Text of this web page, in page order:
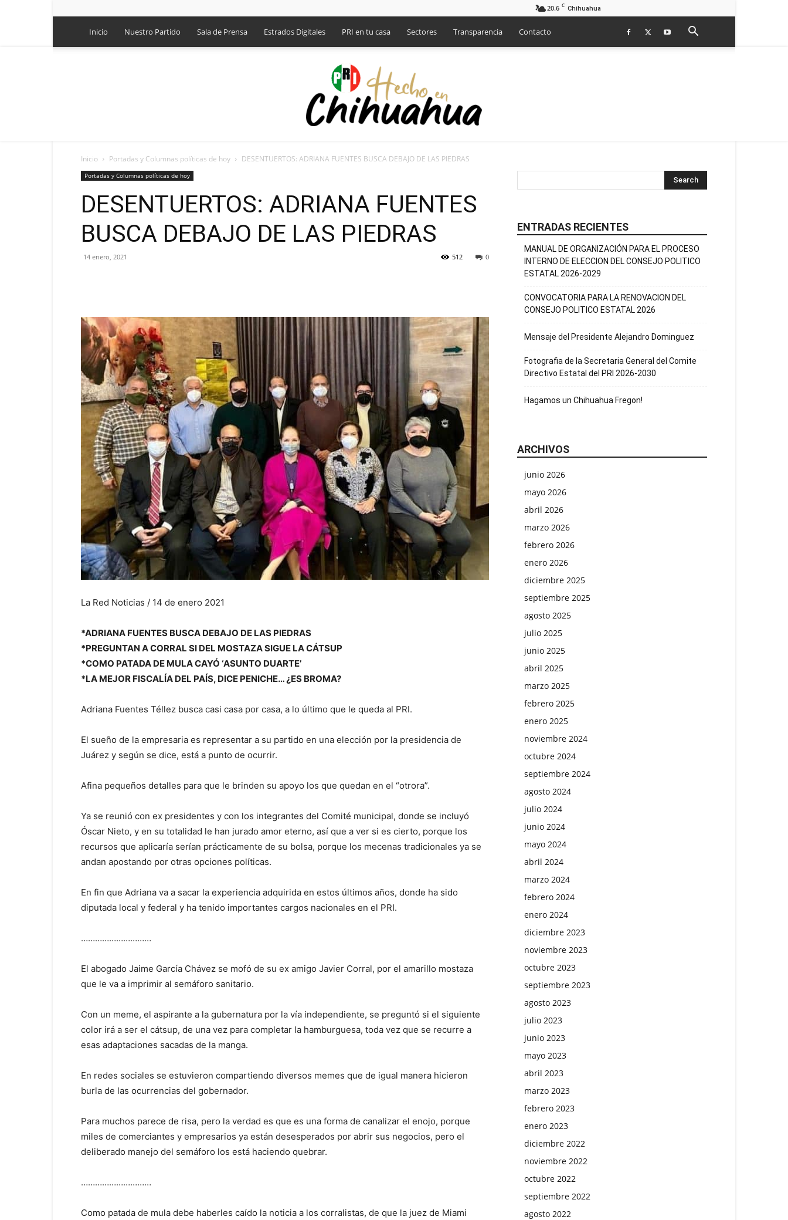
20.6 C Chihuahua
Inicio Nuestro Partido Sala de Prensa Estrados Digitales PRI en tu casa Sectores Transparencia Contacto
Chihuahua
Inicio Portadas y Columnas políticas de hoy DESENTUERTOS: ADRIANA FUENTES BUSCA DEBAJO DE LAS PIEDRAS
Portadas y Columnas políticas de hoy
DESENTUERTOS: ADRIANA FUENTES
BUSCA DEBAJO DE LAS PIEDRAS
14 enero, 2021 0
512
La Red Noticias / 14 de enero 2021
*ADRIANA FUENTES BUSCA DEBAJO DE LAS PIEDRAS
*PREGUNTAN A CORRAL SI DEL MOSTAZA SIGUE LA CÁTSUP
*COMO PATADA DE MULA CAYÓ ‘ASUNTO DUARTE’
*LA MEJOR FISCALÍA DEL PAÍS, DICE PENICHE… ¿ES BROMA?
Adriana Fuentes Téllez busca casi casa por casa, a lo último que le queda al PRI.
El sueño de la empresaria es representar a su partido en una elección por la presidencia de
Juárez y según se dice, está a punto de ocurrir.
Afina pequeños detalles para que le brinden su apoyo los que quedan en el “otrora”.
Ya se reunió con ex presidentes y con los integrantes del Comité municipal, donde se incluyó
Óscar Nieto, y en su totalidad le han jurado amor eterno, así que a ver si es cierto, porque los
recursos que aplicaría serían prácticamente de su bolsa, porque los mecenas tradicionales ya se
andan apostando por otras opciones políticas.
En fin que Adriana va a sacar la experiencia adquirida en estos últimos años, donde ha sido
diputada local y federal y ha tenido importantes cargos nacionales en el PRI.
…………………………
El abogado Jaime García Chávez se mofó de su ex amigo Javier Corral, por el amarillo mostaza
que le va a imprimir al semáforo sanitario.
Con un meme, el aspirante a la gubernatura por la vía independiente, se preguntó si el siguiente
color irá a ser el cátsup, de una vez para completar la hamburguesa, toda vez que se recurre a
esas adaptaciones sacadas de la manga.
En redes sociales se estuvieron compartiendo diversos memes que de igual manera hicieron
burla de las ocurrencias del gobernador.
Para muchos parece de risa, pero la verdad es que es una forma de canalizar el enojo, porque
miles de comerciantes y empresarios ya están desesperados por abrir sus negocios, pero el
deliberado manejo del semáforo los está haciendo quebrar.
…………………………
Como patada de mula debe haberles caído la noticia a los corralistas, de que la juez de Miami
ENTRADAS RECIENTES
MANUAL DE ORGANIZACIÓN PARA EL PROCESO
INTERNO DE ELECCION DEL CONSEJO POLITICO
ESTATAL 2026-2029
CONVOCATORIA PARA LA RENOVACION DEL
CONSEJO POLITICO ESTATAL 2026
Mensaje del Presidente Alejandro Dominguez
Fotografia de la Secretaria General del Comite
Directivo Estatal del PRI 2026-2030
Hagamos un Chihuahua Fregon!
ARCHIVOS
junio 2026
mayo 2026
abril 2026
marzo 2026
febrero 2026
enero 2026
diciembre 2025
septiembre 2025
agosto 2025
julio 2025
junio 2025
abril 2025
marzo 2025
febrero 2025
enero 2025
noviembre 2024
octubre 2024
septiembre 2024
agosto 2024
julio 2024
junio 2024
mayo 2024
abril 2024
marzo 2024
febrero 2024
enero 2024
diciembre 2023
noviembre 2023
octubre 2023
septiembre 2023
agosto 2023
julio 2023
junio 2023
mayo 2023
abril 2023
marzo 2023
febrero 2023
enero 2023
diciembre 2022
noviembre 2022
octubre 2022
septiembre 2022
agosto 2022